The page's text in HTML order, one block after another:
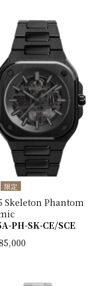
限定
Skeleton Phantom
PH-SK-CE/SCE